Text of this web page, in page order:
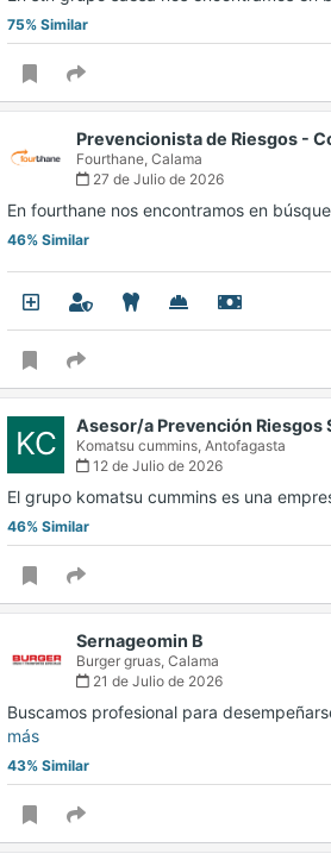
75% Similar
Prevencionista de Riesgos -
Fourthane, Calama
27 de Julio de 2026
En fourthane nos encontramos en
46% Similar
KC Asesor/a Prevención Riesgos
Komatsu cummins, Antofagasta
12 de Julio de 2026
El grupo komatsu cummins es una
46% Similar
Sernageomin B
Burger gruas, Calama
21 de Julio de 2026
Buscamos profesional para
más
43% Similar